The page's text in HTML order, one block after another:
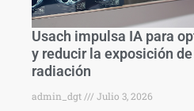
Usach impulsa IA para
y reducir la exposición
radiación
admin_dgt Julio 3, 2026